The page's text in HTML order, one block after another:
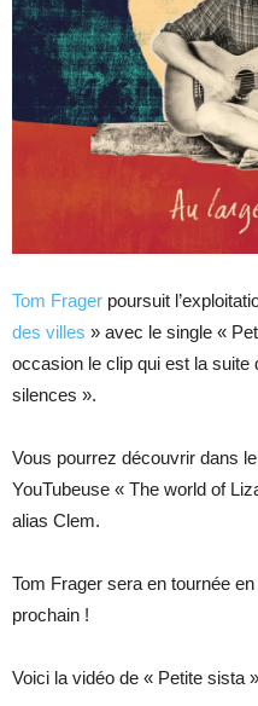
Tom Frager poursuit
des villes » avec le single «
occasion le clip qui est la suite
silences ».
Vous pourrez découvrir dans
YouTubeuse « The world of
alias Clem.
Tom Frager sera en tournée
prochain !
Voici la vidéo de « Petite sista